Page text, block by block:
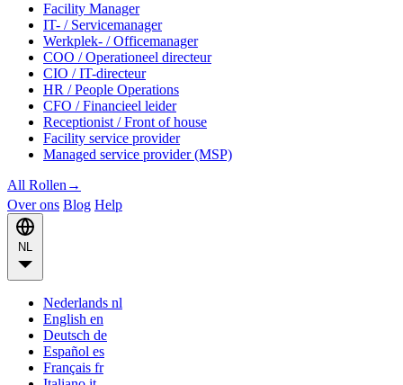
Facility Manager
IT- / Servicemanager
Werkplek- / Officemanager
COO / Operationeel directeur
CIO / IT-directeur
HR / People Operations
CFO / Financieel leider
Receptionist / Front of house
Facility service provider
Managed service provider (MSP)
All Rollen →
Over ons Blog Help
Nederlands nl
English en
Deutsch de
Español es
Français fr